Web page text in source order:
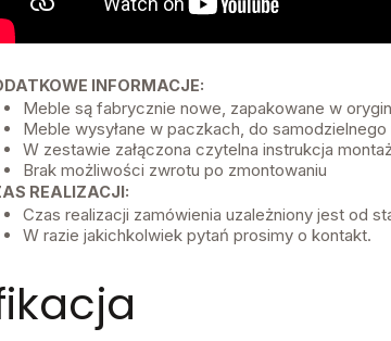
INFORMACJE:
Meble są fabrycznie nowe, zapakowane w
Meble wysyłane w paczkach, do samodzielnego
W zestawie załączona czytelna instrukcja
Brak możliwości zwrotu po zmontowaniu
REALIZACJI:
Czas realizacji zamówienia uzależniony jest od
W razie jakichkolwiek pytań prosimy o kontakt.